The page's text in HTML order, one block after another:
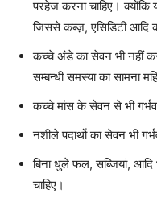
परहेज करना चाहिए। क्योंकि
जिससे कब्ज़, एसिडिटी आदि
कच्चे अंडे का सेवन भी नहीं
सम्बन्धी समस्या का सामना
कच्चे मांस के सेवन से भी
नशीले पदार्थो का सेवन भी
बिना धुले फल, सब्जियां, आदि
चाहिए।